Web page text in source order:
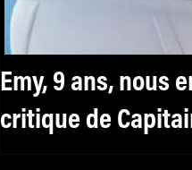
Emy, 9 ans, nous
critique de